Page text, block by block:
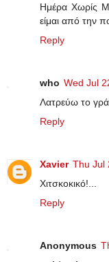
Ημέρα Χωρίς
είμαι από την
Reply
who Wed Jul
Λατρεύω το
Reply
Xavier Thu Jul
Χιτσκοκικό!...
Reply
Anonymous